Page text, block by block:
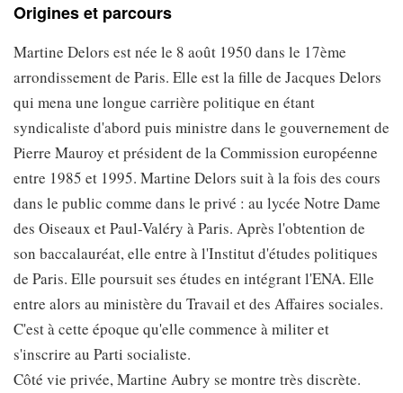
Origines et parcours
Martine Delors est née le 8 août 1950 dans le 17ème
arrondissement de Paris. Elle est la fille de Jacques Delors
qui mena une longue carrière politique en étant
syndicaliste d'abord puis ministre dans le gouvernement de
Pierre Mauroy et président de la Commission européenne
entre 1985 et 1995. Martine Delors suit à la fois des cours
dans le public comme dans le privé : au lycée Notre Dame
des Oiseaux et Paul-Valéry à Paris. Après l'obtention de
son baccalauréat, elle entre à l'Institut d'études politiques
de Paris. Elle poursuit ses études en intégrant l'ENA. Elle
entre alors au ministère du Travail et des Affaires sociales.
C'est à cette époque qu'elle commence à militer et
s'inscrire au Parti socialiste.
Côté vie privée, Martine Aubry se montre très discrète.